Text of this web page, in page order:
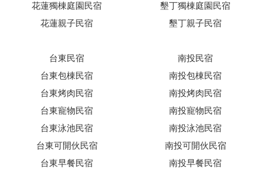
花蓮獨棟庭園民宿
花蓮親子民宿
墾丁獨棟庭園民宿
墾丁親子民宿
台東民宿
台東包棟民宿
台東烤肉民宿
台東寵物民宿
台東泳池民宿
台東可開伙民宿
台東早餐民宿
南投民宿
南投包棟民宿
南投烤肉民宿
南投寵物民宿
南投泳池民宿
南投可開伙民宿
南投早餐民宿